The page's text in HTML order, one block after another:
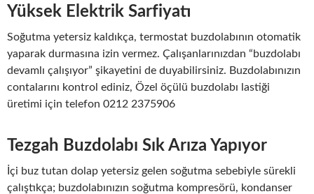
Yüksek Elektrik Sarfiyatı
Soğutma yetersiz kaldıkça, termostat buzdolabının otomatik
yaparak durmasına izin vermez. Çalışanlarınızdan “buzdolabı
devamlı çalışıyor” şikayetini de duyabilirsiniz. Buzdolabınızın
contalarını kontrol ediniz, Özel öçülü buzdolabı lastiği
üretimi için telefon 0212 2375906
Tezgah Buzdolabı Sık Arıza Yapıyor
İçi buz tutan dolap yetersiz gelen soğutma sebebiyle sürekli
çalıştıkça; buzdolabınızın soğutma kompresörü, kondanser